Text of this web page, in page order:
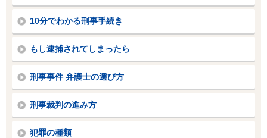
10分でわかる刑事手続き
もし逮捕されてしまったら
刑事事件 弁護士の選び方
刑事裁判の進み方
犯罪の種類